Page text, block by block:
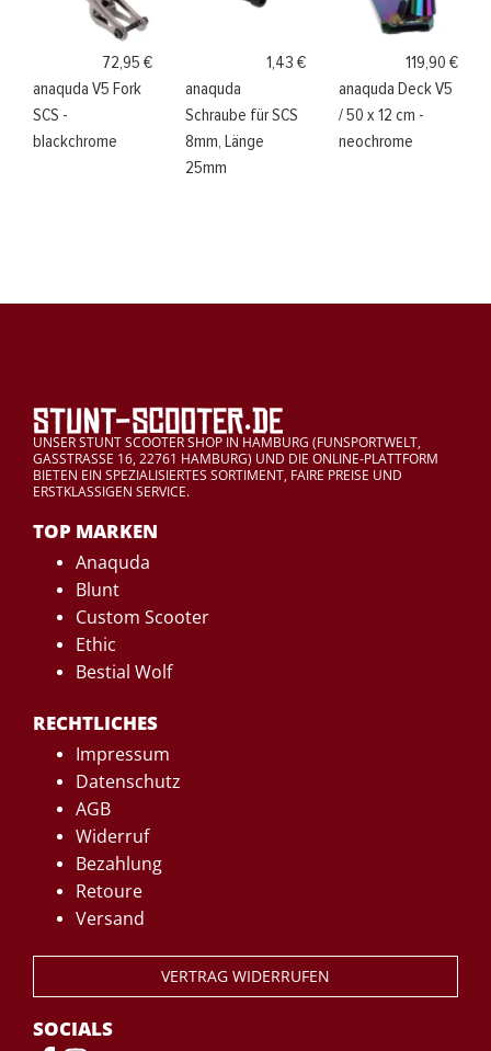
72,95 €
anaquda V5 Fork
SCS -
blackchrome
1,43 €
anaquda
Schraube für SCS
8mm, Länge
25mm
119,90 €
anaquda Deck V5
/ 50 x 12 cm -
neochrome
UNSER STUNT SCOOTER SHOP IN HAMBURG (FUNSPORTWELT,
GASSTRASSE 16, 22761 HAMBURG) UND DIE ONLINE-PLATTFORM
BIETEN EIN SPEZIALISIERTES SORTIMENT, FAIRE PREISE UND
ERSTKLASSIGEN SERVICE.
TOP MARKEN
Anaquda
Blunt
Custom Scooter
Ethic
Bestial Wolf
RECHTLICHES
Impressum
Datenschutz
AGB
Widerruf
Bezahlung
Retoure
Versand
VERTRAG WIDERRUFEN
SOCIALS